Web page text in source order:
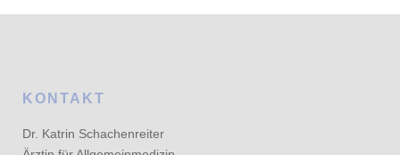
KONTAKT
Dr. Katrin Schachenreiter